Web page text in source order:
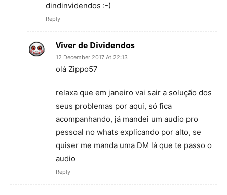
dindinvidendos :-)
Reply
Viver de Dividendos
12 December 2017 At 22:13
olá Zippo57
relaxa que em janeiro vai sair a solução dos
seus problemas por aqui, só fica
acompanhando, já mandei um audio pro
pessoal no whats explicando por alto, se
quiser me manda uma DM lá que te passo o
audio
Reply